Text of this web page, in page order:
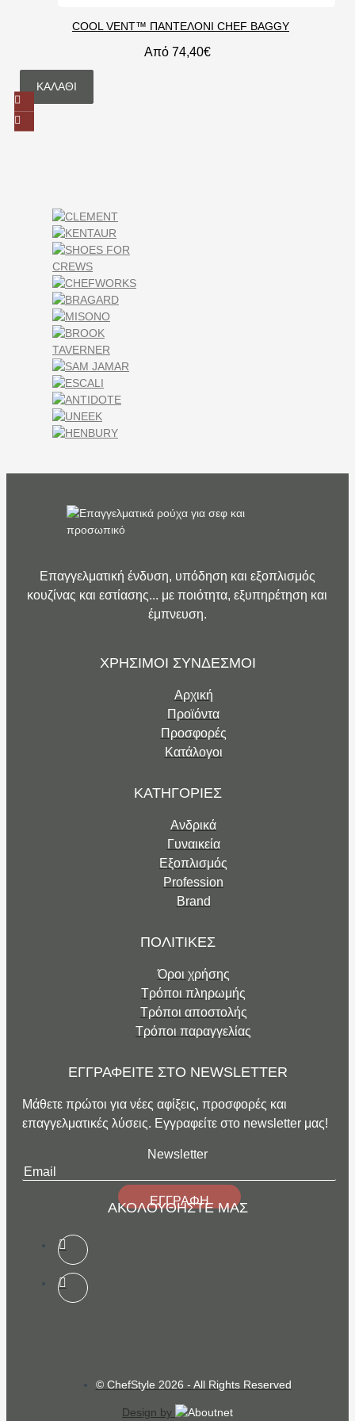
COOL VENT™ ΠΑΝΤΕΛΟΝΙ CHEF BAGGY
Από 74,40€
ΚΑΛΆΘΙ
Επαγγελματική ένδυση, υπόδηση και εξοπλισμός
κουζίνας και εστίασης... με ποιότητα, εξυπηρέτηση και
έμπνευση.
ΧΡΗΣΙΜΟΙ ΣΥΝΔΕΣΜΟΙ
Αρχική
Προϊόντα
Προσφορές
Κατάλογοι
ΚΑΤΗΓΟΡΙΕΣ
Ανδρικά
Γυναικεία
Εξοπλισμός
Profession
Brand
ΠΟΛΙΤΙΚΕΣ
Όροι χρήσης
Τρόποι πληρωμής
Τρόποι αποστολής
Τρόποι παραγγελίας
ΕΓΓΡΑΦΕΙΤΕ ΣΤΟ NEWSLETTER
Μάθετε πρώτοι για νέες αφίξεις, προσφορές και
επαγγελματικές λύσεις. Εγγραφείτε στο newsletter μας!
Newsletter
ΕΓΓΡΑΦΗ
ΑΚΟΛΟΥΘΗΣΤΕ ΜΑΣ
© ChefStyle 2026 - All Rights Reserved
Design by